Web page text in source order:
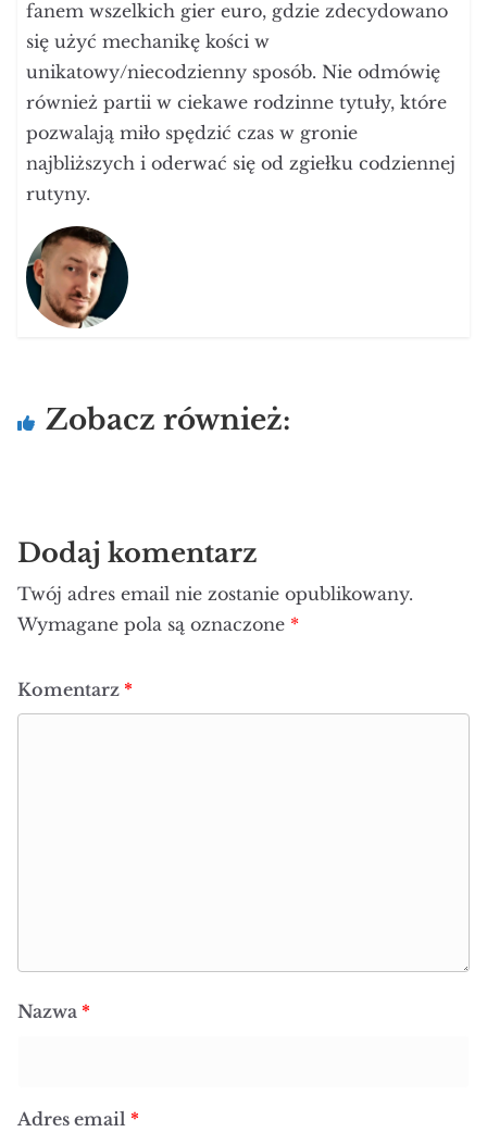
fanem wszelkich gier euro, gdzie zdecydowano
się użyć mechanikę kości w
unikatowy/niecodzienny sposób. Nie odmówię
również partii w ciekawe rodzinne tytuły, które
pozwalają miło spędzić czas w gronie
najbliższych i oderwać się od zgiełku codziennej
rutyny.
Zobacz również:
Dodaj komentarz
Twój adres email nie zostanie opublikowany.
Wymagane pola są oznaczone *
Komentarz *
Nazwa *
Adres email *